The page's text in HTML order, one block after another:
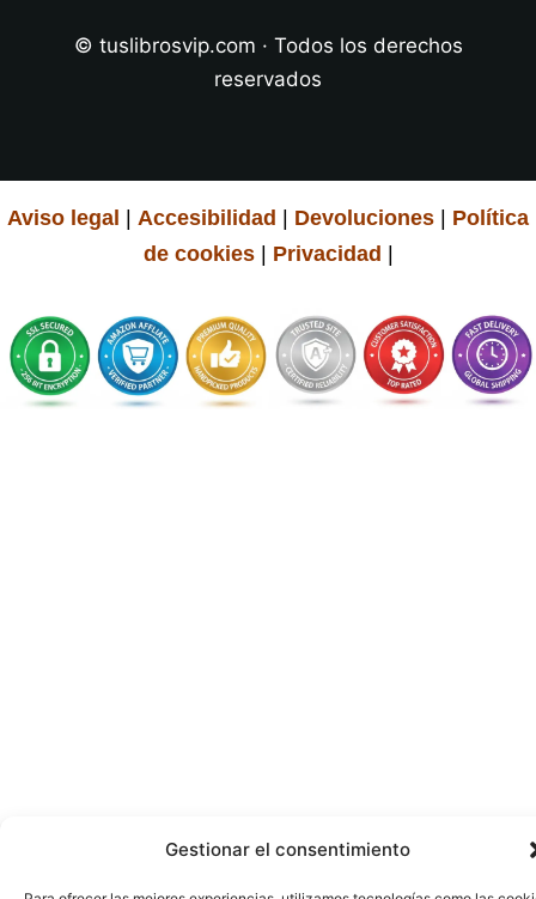
Gestionar el consentimiento
© tuslibrosvip.com · Todos los derechos
reservados
Aviso legal Accesibilidad Devoluciones
Política
de cookies| Privacidad